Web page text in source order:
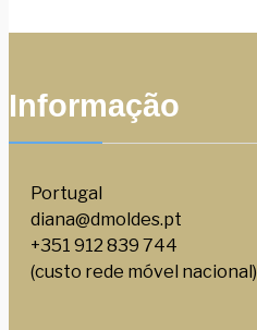
Informação
Portugal
diana@dmoldes.pt
+351 912 839 744
(custo rede móvel nacional)